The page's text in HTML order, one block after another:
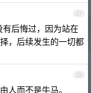
21
后悔过，因为站在
，后续发生的一切都
22
人而不是牛马。